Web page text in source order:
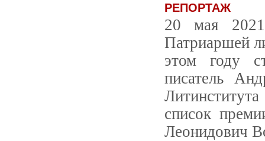
РЕПОРТАЖ
20 мая
Патриаршей
этом году
писатель
список
Леонидович